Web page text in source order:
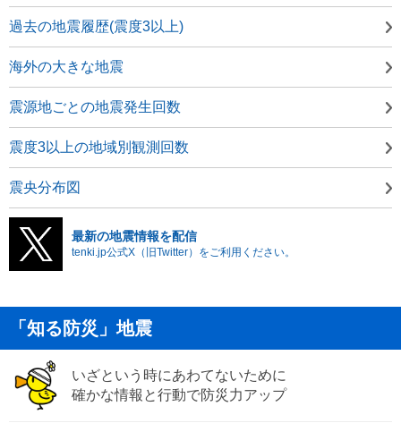
過去の地震履歴(震度3以上)
海外の大きな地震
震源地ごとの地震発生回数
震度3以上の地域別観測回数
震央分布図
最新の地震情報を配信
tenki.jp公式X（旧Twitter）をご利用ください。
「知る防災」地震
いざという時にあわてないために
確かな情報と行動で防災力アップ